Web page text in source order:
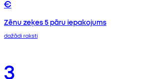
€
Zēnu zeķes 5 pāru iepakojums
dažādi raksti
3